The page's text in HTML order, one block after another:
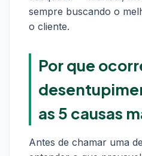
sempre buscando o
o cliente.
Por que
as 5 causas
Antes de chamar uma